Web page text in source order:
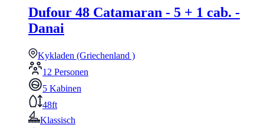
Dufour 48 Catamaran - 5 + 1 cab. -
Danai
Kykladen (Griechenland )
12 Personen
5 Kabinen
48ft
Klassisch